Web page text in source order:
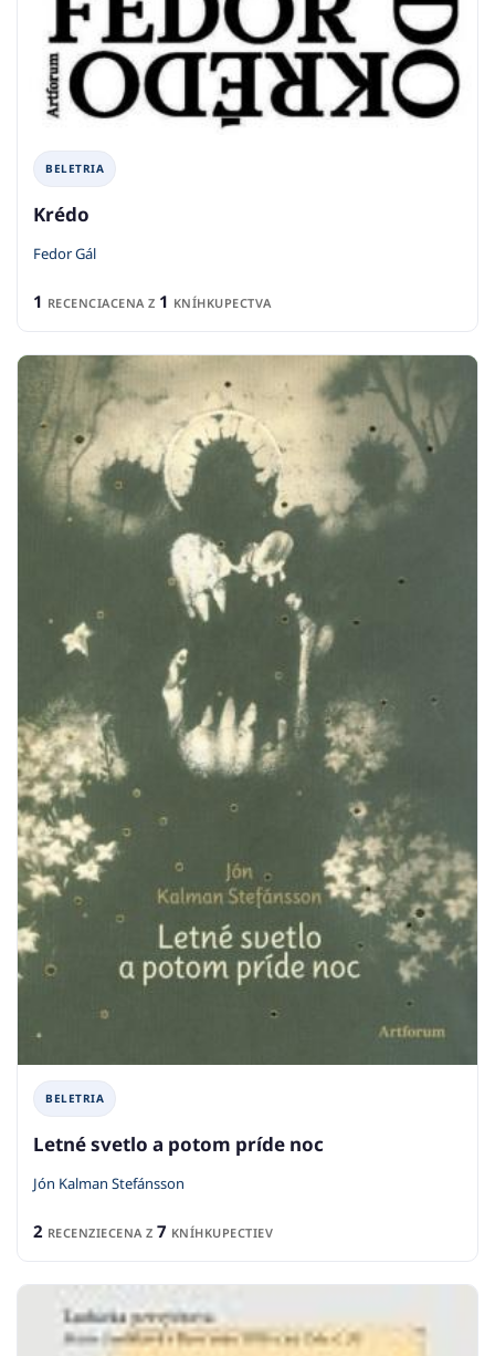
BELETRIA
Krédo
Fedor Gál
1 RECENCIACENA Z 1 KNÍHKUPECTVA
BELETRIA
Letné svetlo a potom príde noc
Jón Kalman Stefánsson
2 RECENZIECENA Z 7 KNÍHKUPECTIEV